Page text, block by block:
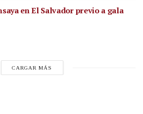
en El Salvador previo a gala
CARGAR MÁS